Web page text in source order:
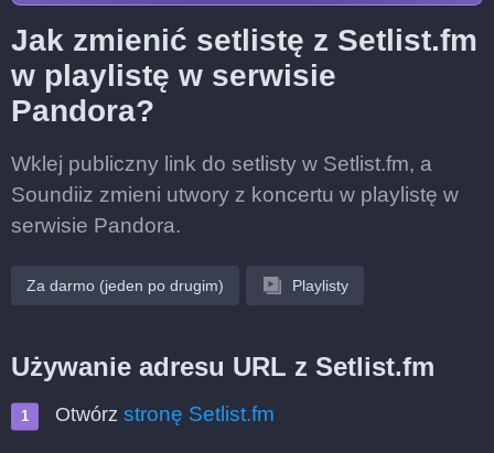
Jak zmienić setlistę z Setlist.fm
w playlistę w serwisie
Pandora?
Wklej publiczny link do setlisty w Setlist.fm, a
Soundiiz zmieni utwory z koncertu w playlistę w
serwisie Pandora.
Za darmo (jeden po drugim) Playlisty
Używanie adresu URL z Setlist.fm
Otwórz stronę Setlist.fm